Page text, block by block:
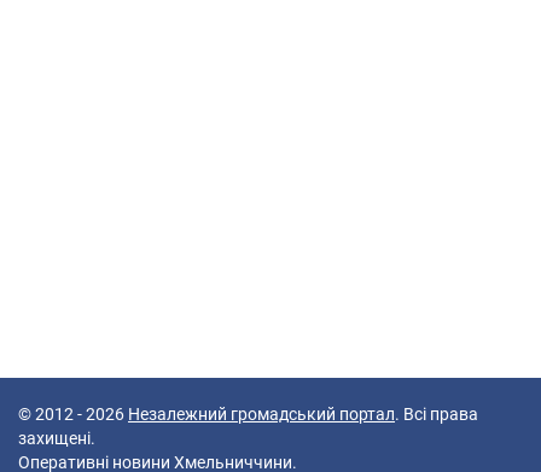
© 2012 - 2026 Незалежний громадський портал. Всі права
захищені.
Оперативні новини Хмельниччини.